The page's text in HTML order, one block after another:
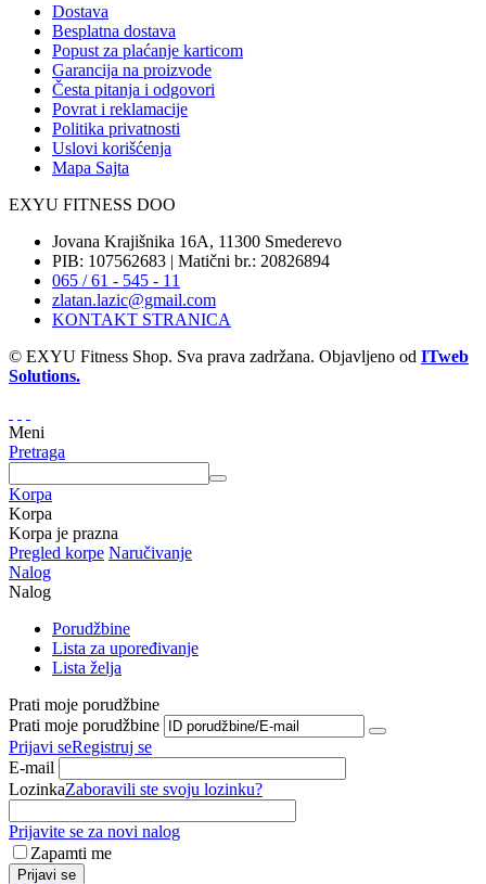
Dostava
Besplatna dostava
Popust za plaćanje karticom
Garancija na proizvode
Česta pitanja i odgovori
Povrat i reklamacije
Politika privatnosti
Uslovi korišćenja
Mapa Sajta
EXYU FITNESS DOO
Jovana Krajišnika 16A, 11300 Smederevo
PIB: 107562683 | Matični br.: 20826894
065 / 61 - 545 - 11
zlatan.lazic@gmail.com
KONTAKT STRANICA
© EXYU Fitness Shop. Sva prava zadržana. Objavljeno od ITweb
Solutions.
Meni
Pretraga
Korpa
Korpa
Korpa je prazna
Pregled korpe Naručivanje
Nalog
Nalog
Porudžbine
Lista za upoređivanje
Lista želja
Prati moje porudžbine
Prati moje porudžbine
Prijavi seRegistruj se
E-mail
LozinkaZaboravili ste svoju lozinku?
Prijavite se za novi nalog
Zapamti me
Prijavi se